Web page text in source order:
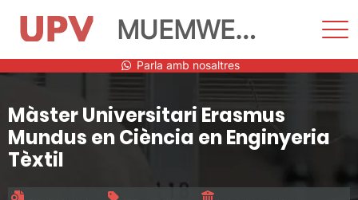
MUEMWETEAM
Parla amb nosaltres
Màster Universitari Erasmus
Mundus en Ciència en Enginyeria
Tèxtil